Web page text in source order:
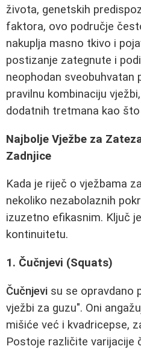
života, genetskih
faktora, ovo područje
nakuplja masno tkivo i
postizanje zategnute i
neophodan sveobuhvatan
pravilnu kombinaciju
dodatnih tretmana kao
Najbolje Vježbe za
Zadnjice
Kada je riječ o vježbama
nekoliko nezabolaznih
izuzetno efikasnim. Ključ
kontinuitetu.
1. Čučnjevi (Squats)
Čučnjevi su se opravdano
vježbi za guzu". Oni
mišiće već i kvadricepse,
Postoje različite varijacije